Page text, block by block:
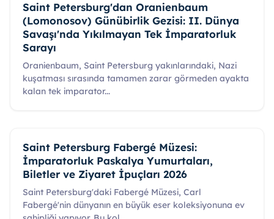
Saint Petersburg'dan Oranienbaum
(Lomonosov) Günübirlik Gezisi: II. Dünya
Savaşı'nda Yıkılmayan Tek İmparatorluk
Sarayı
Oranienbaum, Saint Petersburg yakınlarındaki, Nazi
kuşatması sırasında tamamen zarar görmeden ayakta
kalan tek imparator...
Saint Petersburg Fabergé Müzesi:
İmparatorluk Paskalya Yumurtaları,
Biletler ve Ziyaret İpuçları 2026
Saint Petersburg'daki Fabergé Müzesi, Carl
Fabergé'nin dünyanın en büyük eser koleksiyonuna ev